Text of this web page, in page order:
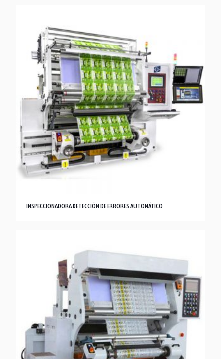
INSPECCIONADORA DETECCIÓN DE ERRORES AUTOMÁTICO